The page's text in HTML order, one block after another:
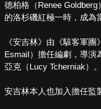
德柏格（Renee
的洛杉磯紅極一時，成為
《安吉林》由《駭客軍
Esmail）擔任編劇，導演
亞克（Lucy Tcherniak）。
安吉林本人也加入擔任監